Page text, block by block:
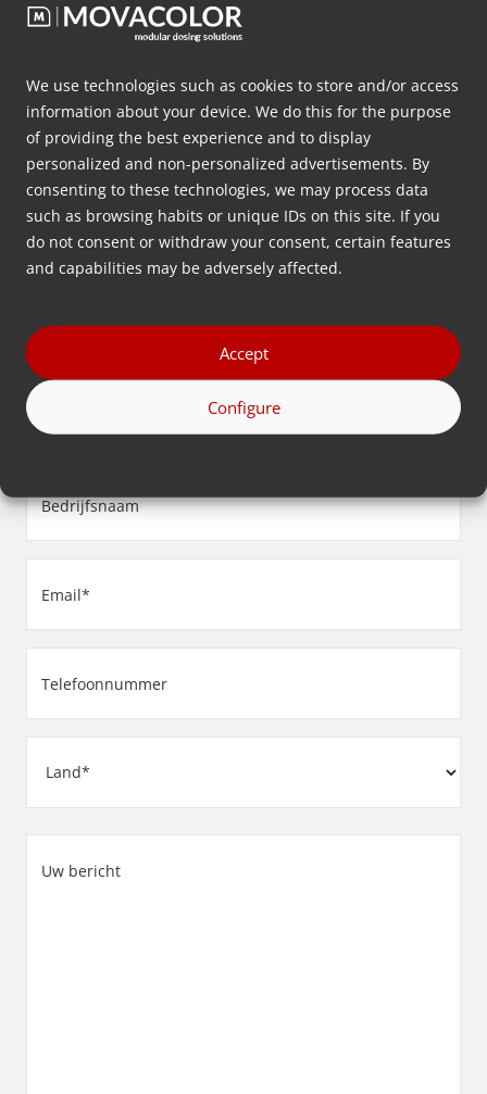
We use technologies such as cookies to store and/or access
information about your device. We do this for the purpose
of providing the best experience and to display
personalized and non-personalized advertisements. By
consenting to these technologies, we may process data
such as browsing habits or unique IDs on this site. If you
do not consent or withdraw your consent, certain features
and capabilities may be adversely affected.
Accept
Configure
Wilt ugratis adviesover welke
doseerconfiguratie het beste
is voor uw toepassing?
Laat hieronder uw contactgegevens achter en wij
nemen zo spoedig mogelijk contact met u op.
(Vereist)
Achternaam
(Vereist)
(Vereist)
(Vereist)
(Vereist)
bericht